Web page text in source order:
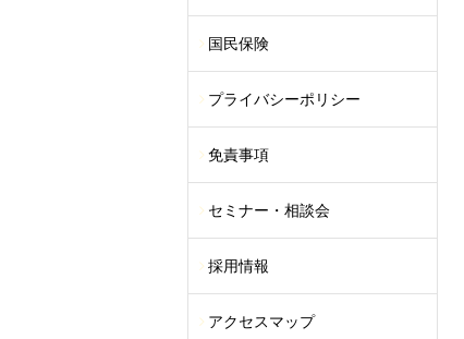
国民保険
プライバシーポリシー
免責事項
セミナー・相談会
採用情報
アクセスマップ